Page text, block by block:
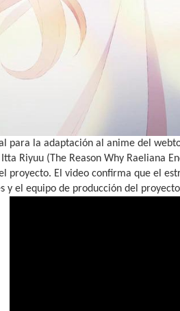
para la adaptación al anime del
Riyuu (The Reason Why Raeliana
proyecto. El video confirma que el
y el equipo de producción del